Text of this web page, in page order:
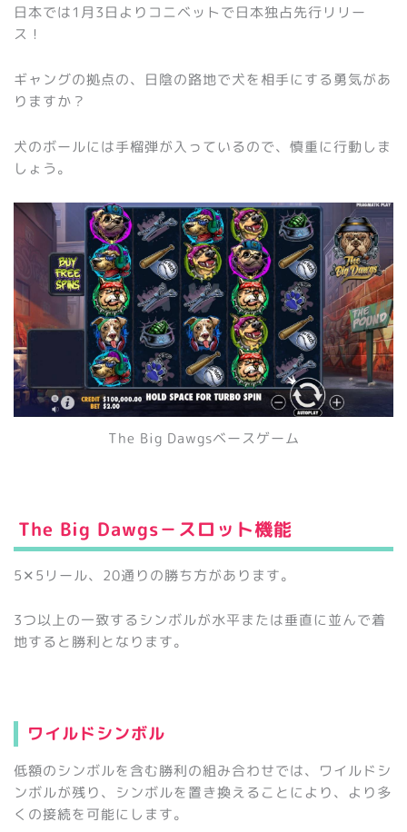
日本では1月3日よりコニベットで日本独占先行リリー
ス！
ギャングの拠点の、日陰の路地で犬を相手にする勇気があ
りますか？
犬のボールには手榴弾が入っているので、慎重に行動しま
しょう。
The Big Dawgsベースゲーム
The Big Dawgs－スロット機能
5✕5リール、20通りの勝ち方があります。
3つ以上の一致するシンボルが水平または垂直に並んで着
地すると勝利となります。
ワイルドシンボル
低額のシンボルを含む勝利の組み合わせでは、ワイルドシ
ンボルが残り、シンボルを置き換えることにより、より多
くの接続を可能にします。